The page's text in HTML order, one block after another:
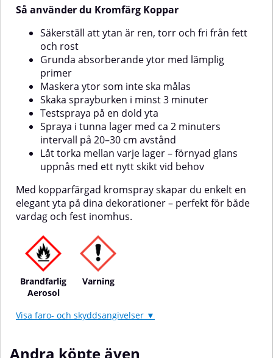
målas.Skaka burken i minst 3
minuter.Testspraya på en dold
cm.Spraya i tunna lager med 2
återställa glansen – applicera ett
nytt lager effektspray vid behov.
Så använder du Kromfärg Koppar
Säkerställ att ytan är ren, torr och fri från fett
och rost
Grunda absorberande ytor med lämplig
primer
Maskera ytor som inte ska målas
Skaka sprayburken i minst 3 minuter
Testspraya på en dold yta
Spraya i tunna lager med ca 2 minuters
intervall på 20–30 cm avstånd
Låt torka mellan varje lager – förnyad glans
uppnås med ett nytt skikt vid behov
Med kopparfärgad kromspray skapar du enkelt en
elegant yta på dina dekorationer – perfekt för både
vardag och fest inomhus.
Brandfarlig
Aerosol
Varning
Visa faro- och skyddsangivelser ▼
Andra köpte även